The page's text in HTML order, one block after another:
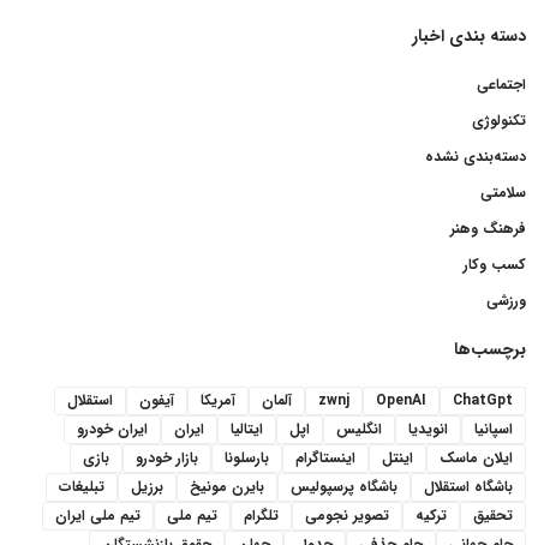
دسته بندی اخبار
اجتماعی
تکنولوژی
دسته‌بندی نشده
سلامتی
فرهنگ وهنر
کسب وکار
ورزشی
برچسب‌ها
ChatGpt
OpenAI
zwnj آلمان آمریکا آیفون
استقلال
اسپانیا
انویدیا انگلیس اپل ایتالیا ایران
ایران خودرو
ایلان ماسک
اینتل اینستاگرام بارسلونا بازار خودرو
بازی
باشگاه استقلال
باشگاه پرسپولیس بایرن مونیخ برزیل
تبلیغات
تحقیق
ترکیه تصویر نجومی تلگرام تیم ملی
تیم ملی ایران